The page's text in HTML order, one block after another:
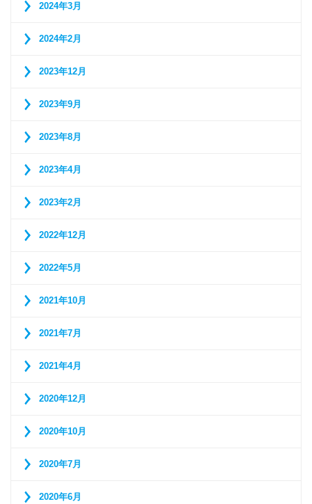
2024年3月
2024年2月
2023年12月
2023年9月
2023年8月
2023年4月
2023年2月
2022年12月
2022年5月
2021年10月
2021年7月
2021年4月
2020年12月
2020年10月
2020年7月
2020年6月